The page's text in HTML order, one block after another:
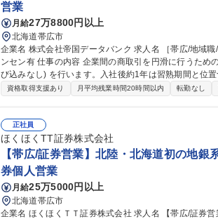
営業
月給27万8800円以上
北海道帯広市
企業名 株式会社帝国データバンク 求人名 ［帯広/地域職/法人営業］転居伴う異動なし/コンサルティング/賞与＋イ
ンセン有 仕事の内容 企業間の商取引を円滑に行うための信用調査と会員顧客へのコンサル営業＋会員獲得営業(飛
び込みなし) を行います。入社後約1年は習熟期間と位
る環境です。 ■信用調査(約80項目)：事業内容やビジネスモデル、財務状況の聞き取り ■コンサル営業：業界動
スの提案 【魅力】担当顧客に対し長期伴走型の課題解
らの提案による企業の改善を間近に感じられます。経
す。 募集職種 ［帯広/地域職/法人営業］転居伴う異
資格取得支援あり 月平均残業時間20時間以内 転勤なし
正社員
ほくほくTT証券株式会社
【帯広/証券営業】北陸・北海道初の地
券個人営業
月給25万5000円以上
北海道帯広市
企業名 ほくほくＴＴ証券株式会社 求人名 【帯広/証券営業】北陸・北海道初の地銀系証券/経験者歓迎/東海東京FH